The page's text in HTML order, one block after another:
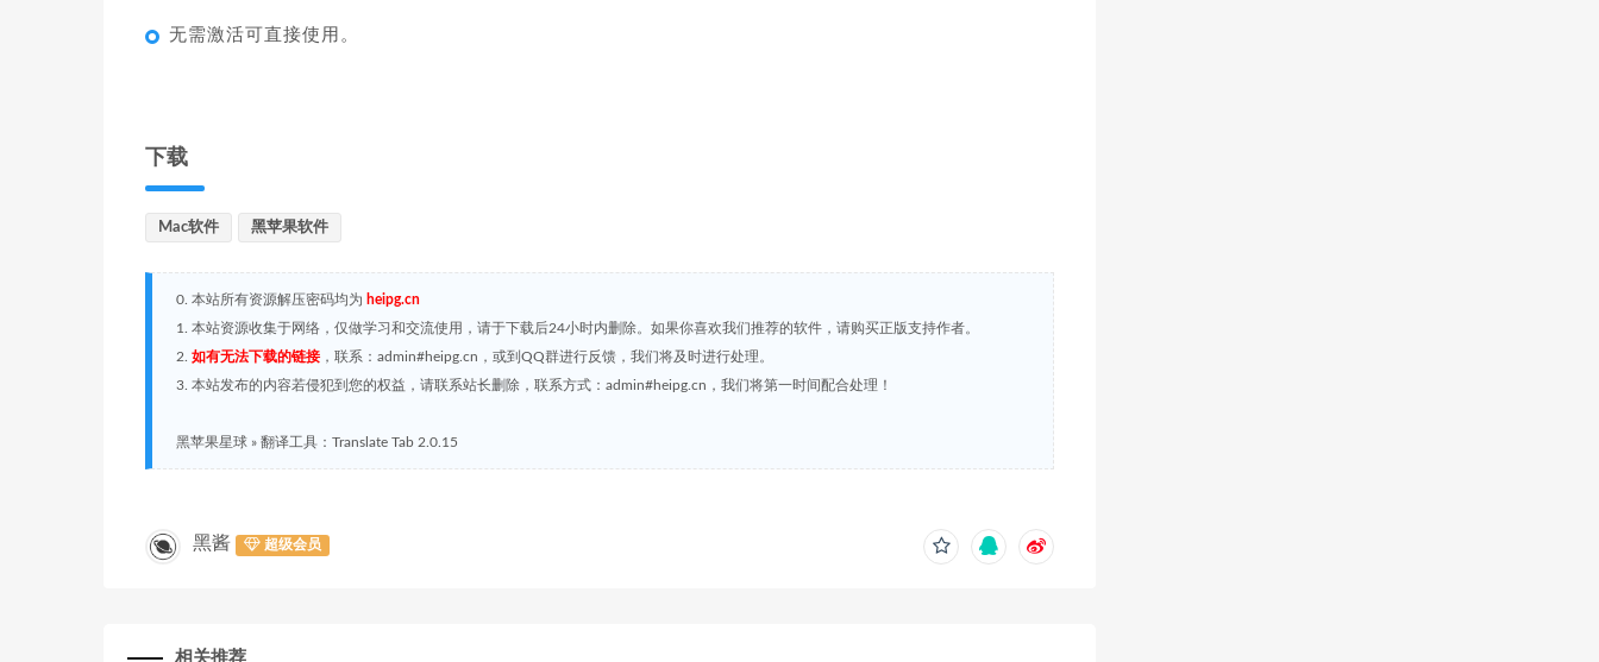
无需激活可直接使用。
下载
Mac软件 黑苹果软件
0. 本站所有资源解压密码均为 heipg.cn
1. 本站资源收集于网络，仅做学习和交流使用，请于下载后24小时内删除。如果你喜欢我们推荐的软件，请购买正版支持作者。
2. 如有无法下载的链接，联系：admin#heipg.cn，或到QQ群进行反馈，我们将及时进行处理。
3. 本站发布的内容若侵犯到您的权益，请联系站长删除，联系方式：admin#heipg.cn，我们将第一时间配合处理！
黑苹果星球 » 翻译工具：Translate Tab 2.0.15
黑酱 超级会员
相关推荐